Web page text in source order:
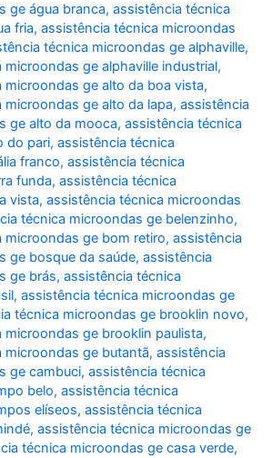
ge água branca,assistência técnica
fria,assistência técnica microondas
técnica microondas ge alphaville,
ge alphaville industrial,
microondas ge alto da boa vista,
ge alto da lapa,assistência
ge alto da mooca,assistência técnica
do pari,assistência técnica
franco,assistência técnica
funda,assistência técnica
vista,assistência técnica microondas
técnica microondas ge belenzinho,
microondas ge bom retiro,assistência
ge bosque da saúde,assistência
ge brás,assistência técnica
,assistência técnica microondas ge
técnica microondas ge brooklin novo,
microondas ge brooklin paulista,
microondas ge butantã,assistência
ge cambuci,assistência técnica
belo,assistência técnica
elíseos,assistência técnica
,assistência técnica microondas ge
técnica microondas ge casa verde,